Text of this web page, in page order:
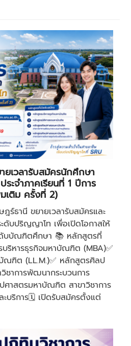
ยเวลารับสมัครนักศึกษา
ะจำภาคเรียนที่ 1 ปีการ
เติม ครั้งที่ 2)
ร์ธานี ขยายเวลารับสมัครและ
บปริญญาโท เพื่อเปิดโอกาสให้
ดับบัณฑิตศึกษา 📚 หลักสูตรที่
ริหารธุรกิจมหาบัณฑิต (MBA)✅
ณฑิต (LL.M.)✅ หลักสูตรศิลป
ชาการพัฒนากระบวนการ
าสตรมหาบัณฑิต สาขาวิชาการ
ะบริการ🗓 เปิดรับสมัครตั้งแต่